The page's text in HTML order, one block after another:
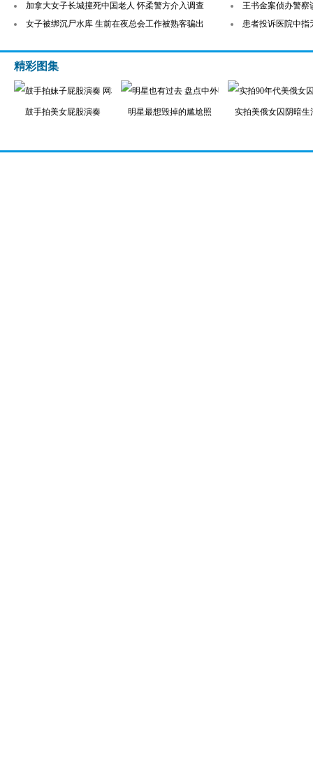
加拿大女子长城撞死中国老人 怀柔警方介入调查
女子被绑沉尸水库 生前在夜总会工作被熟客骗出
王书金案侦办警察
患者投诉医院中指
精彩图集
鼓手拍美女屁股演奏 明星最想毁掉的尴尬照 实拍美俄女囚阴暗生